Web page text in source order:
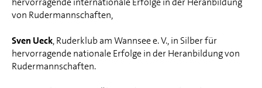
von Rudermannschaften,
Sven Ueck, Ruderklub am Wannsee e. V., in Silber für
hervorragende nationale Erfolge in der Heranbildung von
Rudermannschaften.